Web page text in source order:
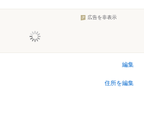
広告を非表示
編集
住所を編集